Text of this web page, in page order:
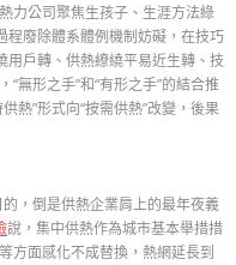
公司聚焦生孩子、生涯方法綠
程廢除體系體例機制妨礙，在技巧
用戶轉、供熱繚繞平易近生轉、技
無形之手”和“有形之手”的結合推
熱”形式向“按需供熱”改變，後果
，倒是供熱企業肩上的最年夜義
說，集中供熱作為城市基本舉措措
方面感化不成替換，熱網延長到